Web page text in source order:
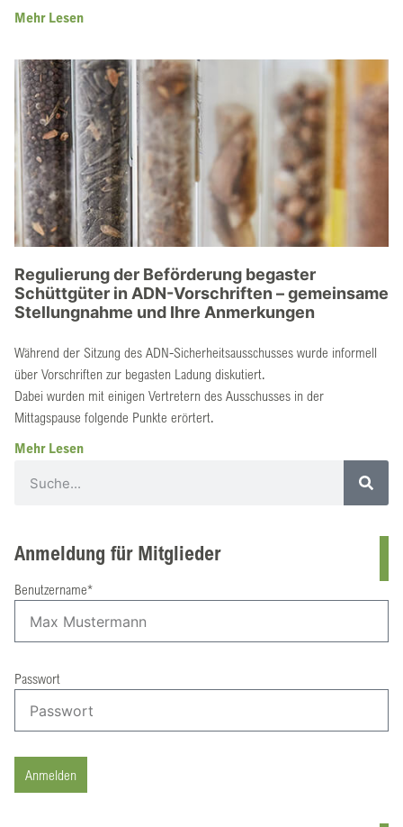
Mehr Lesen
Regulierung der Beförderung begaster
Schüttgüter in ADN-Vorschriften – gemeinsame
Stellungnahme und Ihre Anmerkungen
Während der Sitzung des ADN-Sicherheitsausschusses wurde informell
über Vorschriften zur begasten Ladung diskutiert.
Dabei wurden mit einigen Vertretern des Ausschusses in der
Mittagspause folgende Punkte erörtert.
Mehr Lesen
Anmeldung für Mitglieder
Benutzername*
Passwort
Anmelden